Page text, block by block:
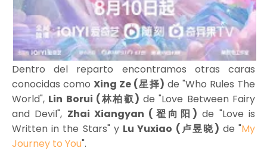
Dentro del reparto encontramos otras caras
conocidas comoXing Ze (星择) de "Who Rules The
World", Lin Borui (林柏叡) de "Love Between Fairy
and Devil", Zhai Xiangyan (翟向阳) de "Love is
Written in the Stars" y Lu Yuxiao (卢昱晓) de "My
Journey to You".